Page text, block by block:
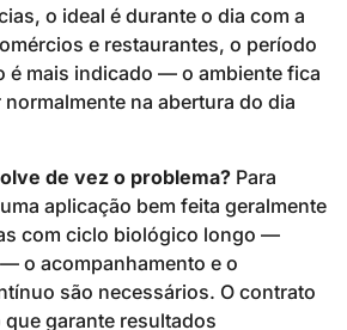
o ideal é durante o dia com a
e restaurantes, o período
é mais indicado — o ambiente fica
na abertura do dia
de vez o problema? Para
aplicação bem feita geralmente
com ciclo biológico longo —
o acompanhamento e o
são necessários. O contrato
que garante resultados